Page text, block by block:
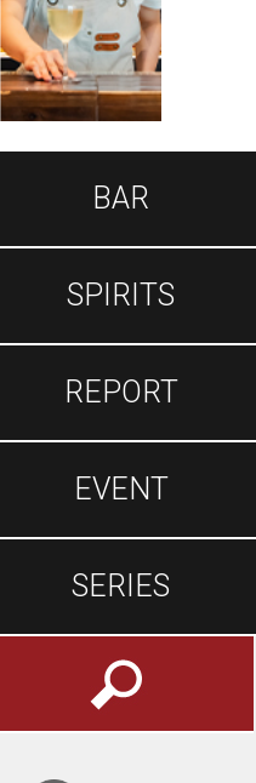
BAR
SPIRITS
REPORT
EVENT
SERIES